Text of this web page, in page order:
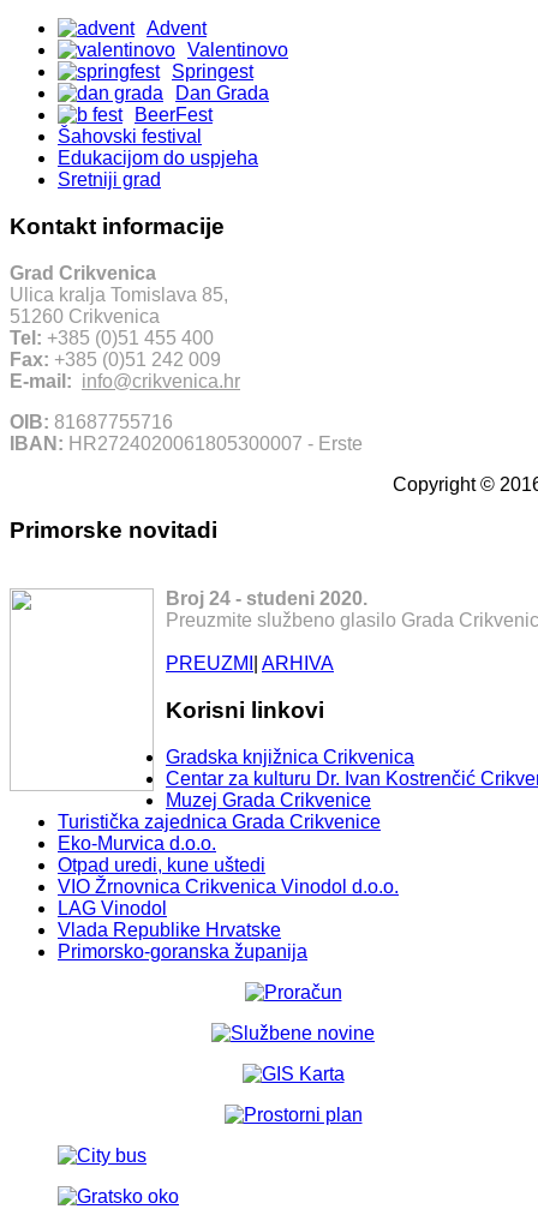
Advent
Valentinovo
Springest
Dan Grada
BeerFest
Šahovski festival
Edukacijom do uspjeha
Sretniji grad
Kontakt informacije
Grad Crikvenica
Ulica kralja Tomislava 85,
51260 Crikvenica
Tel: +385 (0)51 455 400
Fax: +385 (0)51 242 009
E-mail: info@crikvenica.hr
OIB: 81687755716
IBAN: HR2724020061805300007 - Erste
Copyright ©
Primorske novitadi
Broj 24 - studeni 2020.
Preuzmite službeno glasilo Grada
PREUZMI ARHIVA
Korisni linkovi
Gradska knjižnica Crikvenica
Centar za kulturu Dr. Ivan Kostrenčić
Muzej Grada Crikvenice
Turistička zajednica Grada Crikvenice
Eko-Murvica d.o.o.
Otpad uredi, kune uštedi
VIO Žrnovnica Crikvenica Vinodol d.o.o.
LAG Vinodol
Vlada Republike Hrvatske
Primorsko-goranska županija